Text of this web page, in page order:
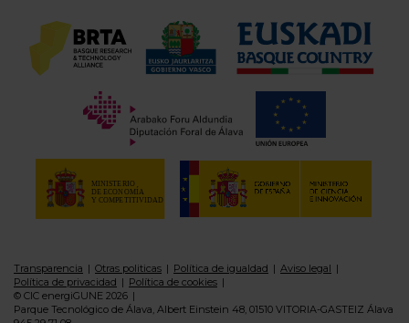
Transparencia Otras politicas Política de igualdad
Aviso legal
Política de privacidad
Política de cookies
© CIC energiGUNE 2026
Parque Tecnológico de Álava, Albert Einstein 48, 01510 VITORIA-GASTEIZ Álava